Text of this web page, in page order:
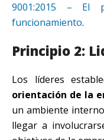
9001:2015 – El
funcionamiento.
Principio 2:
Los líderes
orientación de la
un ambiente
llegar a